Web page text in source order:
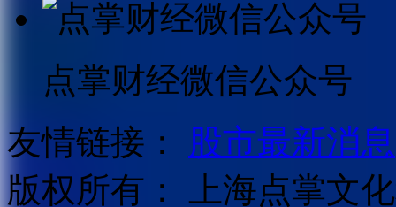
点掌财经微信公众号
友情链接：
股市最新消息
版权所有：
上海点掌文